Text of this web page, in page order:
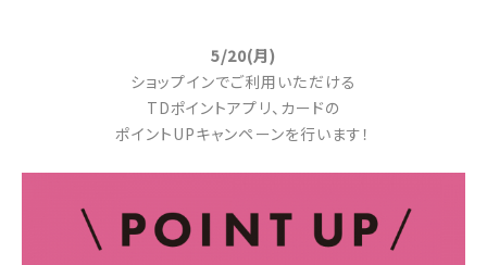
5/20(月)
ショップインでご利用いただける
TDポイントアプリ、カードの
ポイントUPキャンペーンを行います！